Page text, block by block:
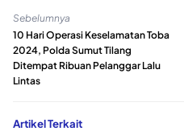
Sebelumnya
10 Hari Operasi Keselamatan Toba
2024, Polda Sumut Tilang
Ditempat Ribuan Pelanggar Lalu
Lintas
Artikel Terkait